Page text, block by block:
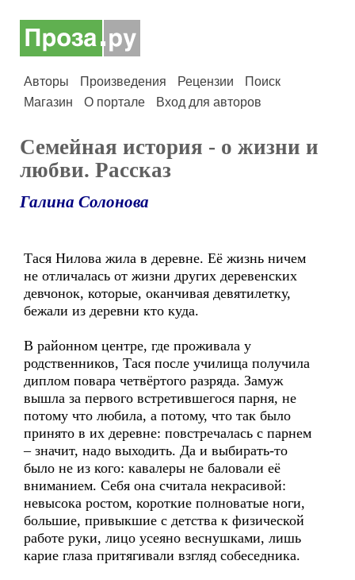
Авторы Произведения Рецензии
Поиск
Магазин
О портале Вход для авторов
Семейная история - о жизни и
любви. Рассказ
Галина Солонова
Тася Нилова жила в деревне. Её жизнь ничем
не отличалась от жизни других деревенских
девчонок, которые, оканчивая девятилетку,
бежали из деревни кто куда.
В районном центре, где проживала у
родственников, Тася после училища получила
диплом повара четвёртого разряда. Замуж
вышла за первого встретившегося парня, не
потому что любила, а потому, что так было
принято в их деревне: повстречалась с парнем
– значит, надо выходить. Да и выбирать-то
было не из кого: кавалеры не баловали её
вниманием. Себя она считала некрасивой:
невысока ростом, короткие полноватые ноги,
большие, привыкшие с детства к физической
работе руки, лицо усеяно веснушками, лишь
карие глаза притягивали взгляд собеседника.